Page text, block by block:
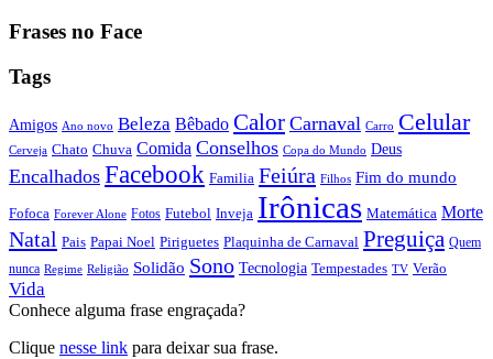
Frases no Face
Tags
Amigos Ano novo Beleza Bêbado Calor Carnaval Carro Celular
Cerveja Chato Chuva Comida Conselhos Copa do Mundo Deus
Encalhados Facebook Familia Feiúra Filhos Fim do mundo
Fofoca Forever Alone Fotos Futebol Inveja Irônicas Matemática Morte
Natal Pais Papai Noel Piriguetes Plaquinha de Carnaval Preguiça Quem
nunca Regime Religião Solidão Sono Tecnologia Tempestades TV Verão
Vida
Conhece alguma frase engraçada?
Clique nesse link para deixar sua frase.